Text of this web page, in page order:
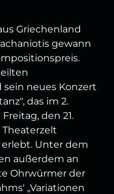
Griechenland
gewann
neues Konzert
das im 2.
den 21.
Theaterzelt
Unter dem
außerdem an
Ohrwürmer der
„Variationen